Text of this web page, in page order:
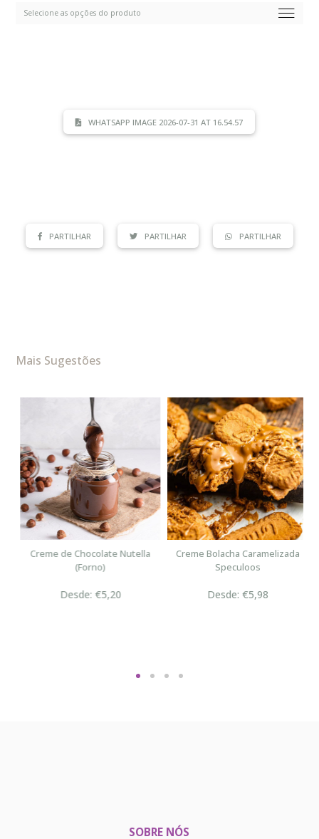
WHATSAPP IMAGE 2026-07-31 AT 16.54.57
PARTILHAR PARTILHAR PARTILHAR
Mais Sugestões
Creme de Chocolate Nutella
(Forno)
Desde: €5,20
Creme Bolacha Caramelizada
Speculoos
Desde: €5,98
SOBRE NÓS